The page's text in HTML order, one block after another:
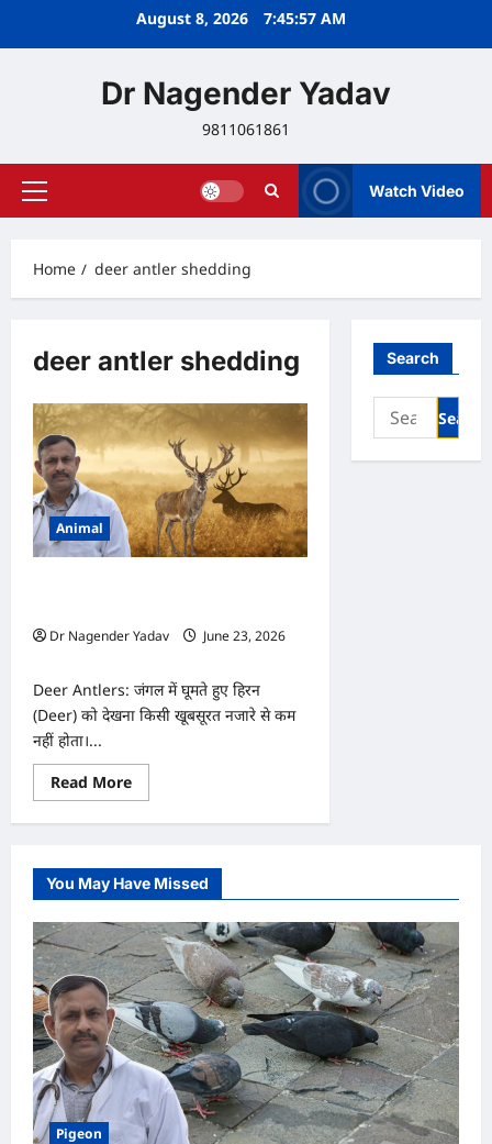
August 8, 2026 7:45:57 AM
Dr Nagender Yadav
9811061861
Primary
Watch Video
Home deer antler shedding
deer antler shedding
Animal
Dr Nagender Yadav
June 23, 2026
Deer Antlers: जंगल में घूमते हुए हिरन
(Deer) को देखना किसी खूबसूरत नजारे से कम
नहीं होता।...
Read MoreRead
more
Deer:
सींग
हर
साल
क्यों
झड़ते
हैं?
वजह
जानकर
चौंक
जाएंगे
आप
Search
Search
for:
You May Have Missed
Pigeon